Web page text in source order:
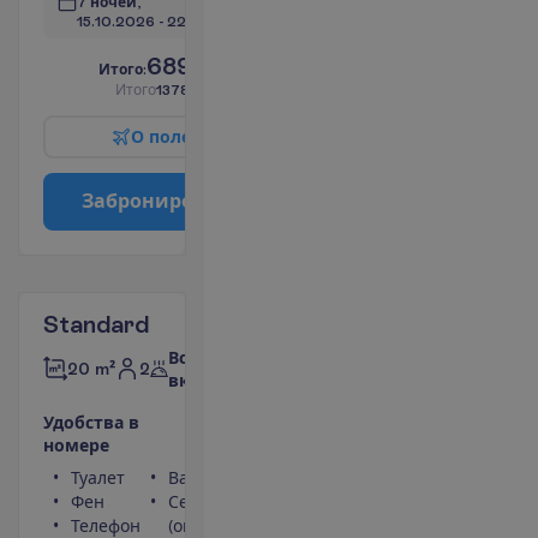
15.10.2026 - 22.10.2026
Итого:689.00
Итого1378.00
О поле
Заброниро
Standard
20 m² 2
Все
включено
Удобства в
номере
Туалет
Фен
Телефон
Ванна или душ
Сейф
(оплачивается)